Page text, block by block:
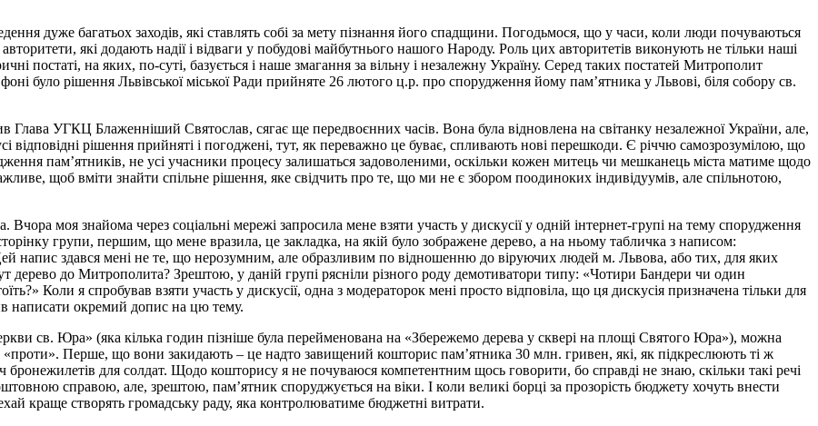
дуже багатьох заходів, які ставлять собі за мету пізнання його спадщини. Погодьмося, що у часи, коли люди почуваються
які додають надії і відваги у побудові майбутнього нашого Народу. Роль цих авторитетів виконують не тільки наші
постаті, на яких, по-суті, базується і наше змагання за вільну і незалежну Україну. Серед таких постатей Митрополит
було рішення Львівської міської Ради прийняте 26 лютого ц.р. про спорудження йому пам’ятника у Львові, біля собору св.
УГКЦ Блаженніший Святослав, сягає ще передвоєнних часів. Вона була відновлена на світанку незалежної України, але,
відповідні рішення прийняті і погоджені, тут, як переважно це буває, спливають нові перешкоди. Є річчю самозрозумілою, що
пам’ятників, не усі учасники процесу залишаться задоволеними, оскільки кожен митець чи мешканець міста матиме щодо
щоб вміти знайти спільне рішення, яке свідчить про те, що ми не є збором поодиноких індивідуумів, але спільнотою,
моя знайома через соціальні мережі запросила мене взяти участь у дискусії у одній інтернет-групі на тему спорудження
групи, першим, що мене вразила, це закладка, на якій було зображене дерево, а на ньому табличка з написом:
напис здався мені не те, що нерозумним, але образливим по відношенню до віруючих людей м. Львова, або тих, для яких
до Митрополита? Зрештою, у даній групі рясніли різного роду демотиватори типу: «Чотири Бандери чи один
Коли я спробував взяти участь у дискусії, одна з модераторок мені просто відповіла, що ця дискусія призначена тільки для
написати окремий допис на цю тему.
св. Юра» (яка кілька годин пізніше була перейменована на «Збережемо дерева у сквері на площі Святого Юра»), можна
Перше, що вони закидають – це надто завищений кошторис пам’ятника 30 млн. гривен, які, як підкреслюють ті ж
для солдат. Щодо кошторису я не почуваюся компетентним щось говорити, бо справді не знаю, скільки такі речі
справою, але, зрештою, пам’ятник споруджується на віки. І коли великі борці за прозорість бюджету хочуть внести
краще створять громадську раду, яка контролюватиме бюджетні витрати.